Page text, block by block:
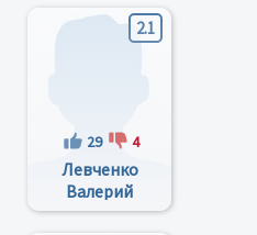
2.1
29 4
Левченко
Валерий
Валериевич